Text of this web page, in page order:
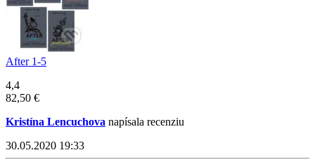
After 1-5
4,4
82,50 €
Kristína Lencuchova napísala recenziu
30.05.2020 19:33